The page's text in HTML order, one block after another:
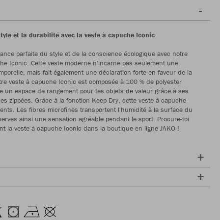
et la durabilité avec la veste à capuche Iconic
parfaite du style et de la conscience écologique avec notre
Iconic. Cette veste moderne n'incarne pas seulement une
mais fait également une déclaration forte en faveur de la
veste à capuche Iconic est composée à 100 % de polyester
un espace de rangement pour tes objets de valeur grâce à ses
zippées. Grâce à la fonction Keep Dry, cette veste à capuche
Les fibres microfines transportent l'humidité à la surface du
ainsi une sensation agréable pendant le sport. Procure-toi
la veste à capuche Iconic dans la boutique en ligne JAKO !